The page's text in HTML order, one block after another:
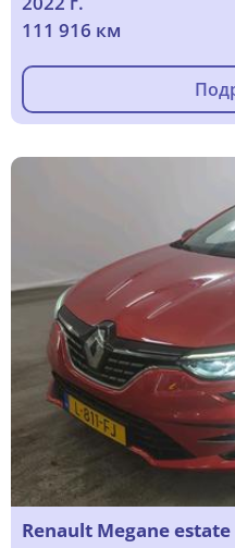
111 916 км
Renault Megane estate